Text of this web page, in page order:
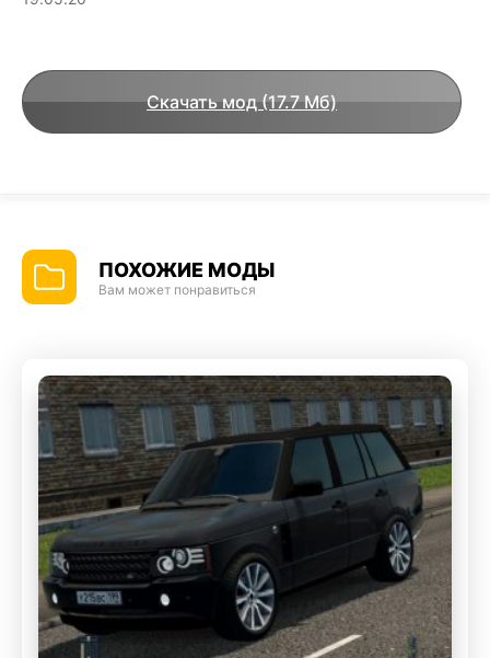
Скачать мод (17.7 Мб)
ПОХОЖИЕ МОДЫ
Вам может понравиться